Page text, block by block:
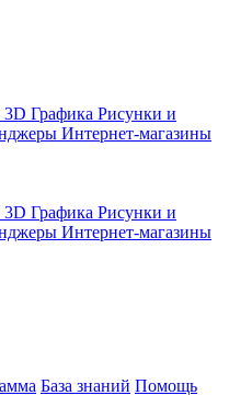
3D Графика Рисунки и
Интернет-магазины
3D Графика Рисунки и
Интернет-магазины
База знаний Помощь